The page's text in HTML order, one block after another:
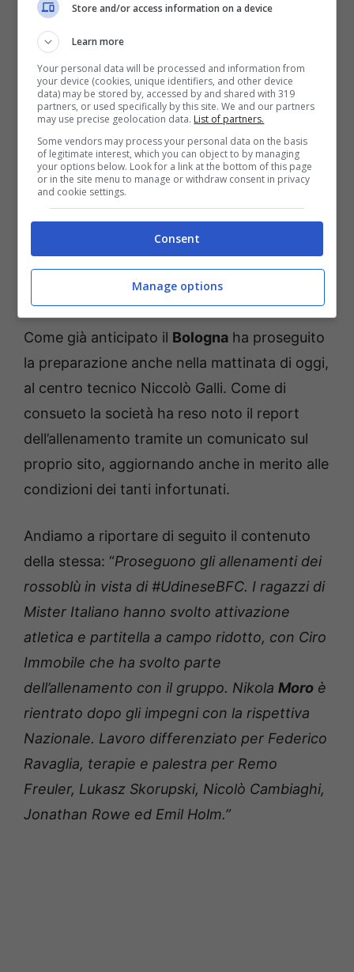
SACCHI J.L.
LO CICERO – ZEZZA
IV: CHIFFI
VAR: CAMPLONE
AVAR: SERRA
Bologna, il report
dell’allenamento odierno
Come già anticipato il Bologna ha proseguito
la preparazione anche nella mattinata di oggi,
al centro tecnico Niccolò Galli. Come di
consueto la società ha reso noto il report
dell’allenamento tramite un comunicato sul
proprio sito, aggiornando anche in merito alle
condizioni dei tanti infortunati.
Andiamo a riportare di seguito il contenuto
della stessa: “Proseguono gli allenamenti dei
rossoblù in vista di #UdineseBFC. I ragazzi di
Mister Italiano hanno svolto attivazione
atletica e partitella a campo ridotto, con Ciro
Immobile che ha svolto parte
dell’allenamento con il gruppo. Nikola Moro è
rientrato dopo gli impegni con la rispettiva
Nazionale. Lavoro differenziato per Federico
Ravaglia, terapie e palestra per Remo
Freuler, Lukasz Skorupski, Nicolò Cambiaghi,
Jonathan Rowe ed Emil Holm.”
Store and/or access information on a device
Learn more
Your personal data will be processed and information from
your device (cookies, unique identifiers, and other device
data) may be stored by, accessed by and shared with 319
partners, or used specifically by this site. We and our partners
may use precise geolocation data. List of partners.
Some vendors may process your personal data on the basis
of legitimate interest, which you can object to by managing
your options below. Look for a link at the bottom of this page
or in the site menu to manage or withdraw consent in privacy
and cookie settings.
Consent
Manage options